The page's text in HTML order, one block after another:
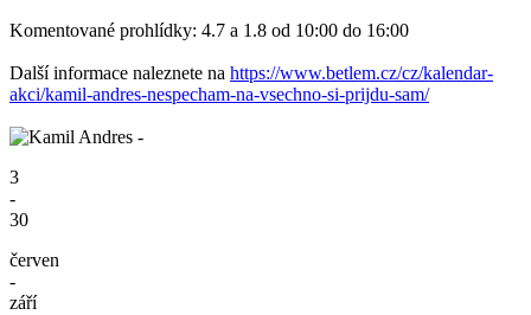
Komentované prohlídky: 4.7 a 1.8 od 10:00 do 16:00
Další informace naleznete na https://www.betlem.cz/cz/kalendar-
akci/kamil-andres-nespecham-na-vsechno-si-prijdu-sam/
3
-
30
červen
-
září